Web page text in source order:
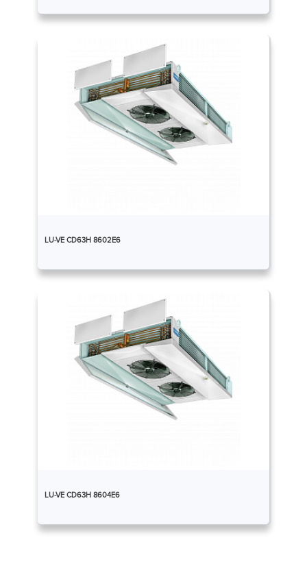
LU-VE CD63H 8602E6
LU-VE CD63H 8604E6